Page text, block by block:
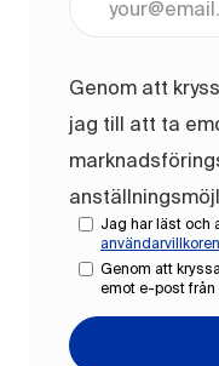
Genom att
jag till att ta
Jag har läst och
användarvillkoren
Genom att
emot e-post från